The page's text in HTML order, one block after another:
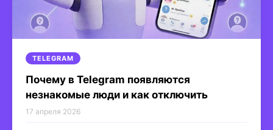
TELEGRAM
Почему в Telegram появляются
незнакомые люди и как отключить
17 апреля 2026